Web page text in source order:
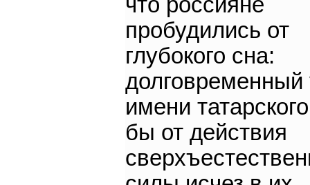
пробудились от
глубокого сна:
долговременный
имени
бы от действия